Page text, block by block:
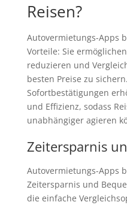
Reisen?
Autovermietungs-Apps
Vorteile: Sie
reduzieren und
besten Preise zu
Sofortbestätigungen
und Effizienz, sodass
unabhängiger agieren
Zeitersparnis
Autovermietungs-Apps
Zeitersparnis und
die einfache